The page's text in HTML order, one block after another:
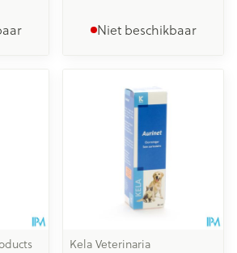
Niet beschikbaar
Kela Veterinaria